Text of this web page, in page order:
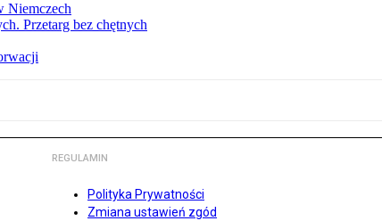
Niemczech
Przetarg bez chętnych
REGULAMIN
Polityka Prywatności
Zmiana ustawień zgód